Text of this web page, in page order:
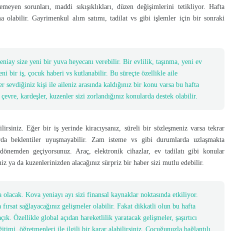
sorunları, maddi sıkışıklıkları, düzen değişimlerini tetikliyor. Hafta
olabilir. Gayrimenkul alım satımı, tadilat vs gibi işlemler için bir sonraki
size yeni bir yuva heyecanı verebilir. Bir evlilik, taşınma, yeni ev
bir iş, çocuk haberi vs kutlanabilir. Bu süreçte özellikle aile
kişi ile aileniz arasında kaldığınız bir konu varsa bu hafta
kardeşler, kuzenler sizi zorlandığınız konularda destek olabilir.
Eğer bir iş yerinde kiracıysanız, süreli bir sözleşmeniz varsa tekrar
beklentiler uyuşmayabilir. Zam isteme vs gibi durumlarda uzlaşmakta
geçiyorsunuz. Araç, elektronik cihazlar, ev tadilatı gibi konular
ya da kuzenlerinizden alacağınız sürpriz bir haber sizi mutlu edebilir.
olacak. Kova yeniayı ayı sizi finansal kaynaklar noktasında etkiliyor.
sağlayacağınız gelişmeler olabilir. Fakat dikkatli olun bu hafta
Özellikle global açıdan hareketlilik yaratacak gelişmeler, şaşırtıcı
öğretmenleri ile ilgili bir karar alabilirsiniz. Çocuğunuzla bağlantılı